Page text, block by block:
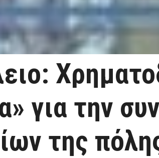
για την
της